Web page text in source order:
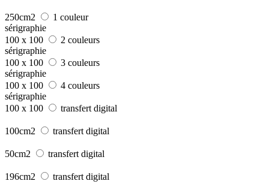
250cm2
1 couleur
sérigraphie
100 x 100
2 couleurs
sérigraphie
100 x 100
3 couleurs
sérigraphie
100 x 100
4 couleurs
sérigraphie
100 x 100
transfert digital
100cm2 transfert digital
50cm2 transfert digital
196cm2 transfert digital